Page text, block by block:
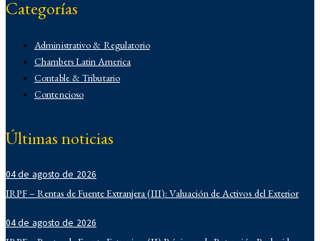
Categorías
Administrativo & Regulatorio
Chambers Latin America
Contable & Tributario
Contencioso
Demo
IFLR 1000
Institucionales
Latin Lawyer 250
Últimas noticias
04 de agosto de 2026
IRPF – Rentas de Fuente Extranjera (III): Valuación de Activos del Exterior
04 de agosto de 2026